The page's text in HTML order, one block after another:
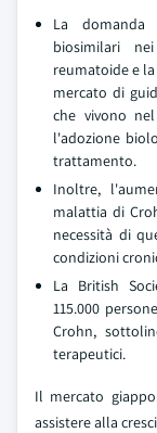
La
biosimilari
reumatoide e
mercato di
che vivono
l'adozione
trattamento.
Inoltre,
malattia di
necessità di
condizioni
La British
115.000
Crohn,
terapeutici.
Il mercato
assistere alla